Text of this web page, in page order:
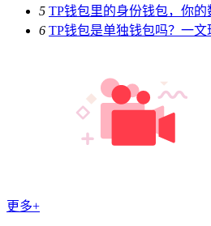
5 TP钱包里的身份钱包，你
6 TP钱包是单独钱包吗？一
更多+